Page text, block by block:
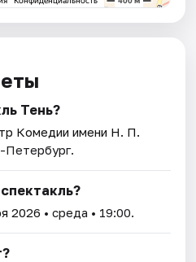
Тень?
Комедии имени Н. П.
Петербург.
2026 • среда • 19:00.